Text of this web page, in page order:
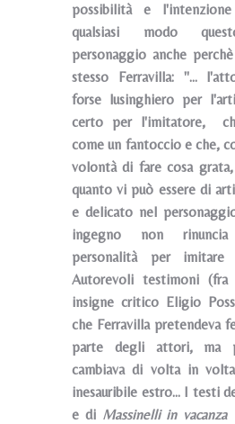
possibilità e
qualsiasi modo
personaggio anche
stesso Ferravilla: "...
forse lusinghiero per
certo per l'imitatore,
come un fantoccio e che,
volontà di fare cosa
quanto vi può essere di
e delicato nel
ingegno non
personalità per imitare
Autorevoli testimoni
insigne critico Eligio
che Ferravilla pretendeva
parte degli attori, ma
cambiava di volta in
inesauribile estro... I testi
e di Massinelli in vacanza